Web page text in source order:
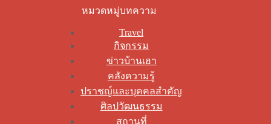
หมวดหมู่บทความ
Travel
กิจกรรม
ข่าวบ้านเฮา
คลังความรู้
ปราชญ์และบุคคลสำคัญ
ศิลปวัฒนธรรม
สถานที่